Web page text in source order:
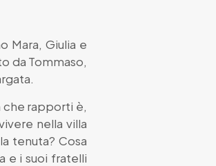
Mara, Giulia e
da Tommaso,
che rapporti è,
nella villa
tenuta? Cosa
e i suoi fratelli